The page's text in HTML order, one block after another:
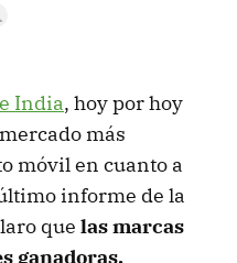
India, hoy por hoy
más
móvil en cuanto a
informe de la
que las marcas
ganadoras.